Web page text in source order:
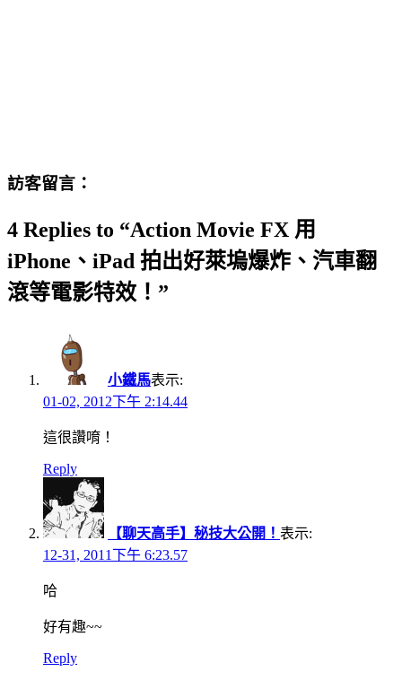
訪客留言：
4 Replies to “Action Movie FX 用
iPhone、iPad 拍出好萊塢爆炸、汽車翻
滾等電影特效！”
小鐵馬表示:
01-02, 2012下午 2:14.44
這很讚唷！
Reply
【聊天高手】秘技大公開！ 表示:
12-31, 2011下午 6:23.57
哈
好有趣~~
Reply